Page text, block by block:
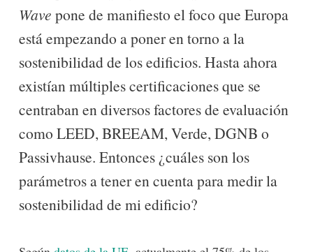
Wave pone de manifiesto el foco que Europa
está empezando a poner en torno a la
sostenibilidad de los edificios. Hasta ahora
existían múltiples certificaciones que se
centraban en diversos factores de evaluación
como LEED, BREEAM, Verde, DGNB o
Passivhause. Entonces ¿cuáles son los
parámetros a tener en cuenta para medir la
sostenibilidad de mi edificio?